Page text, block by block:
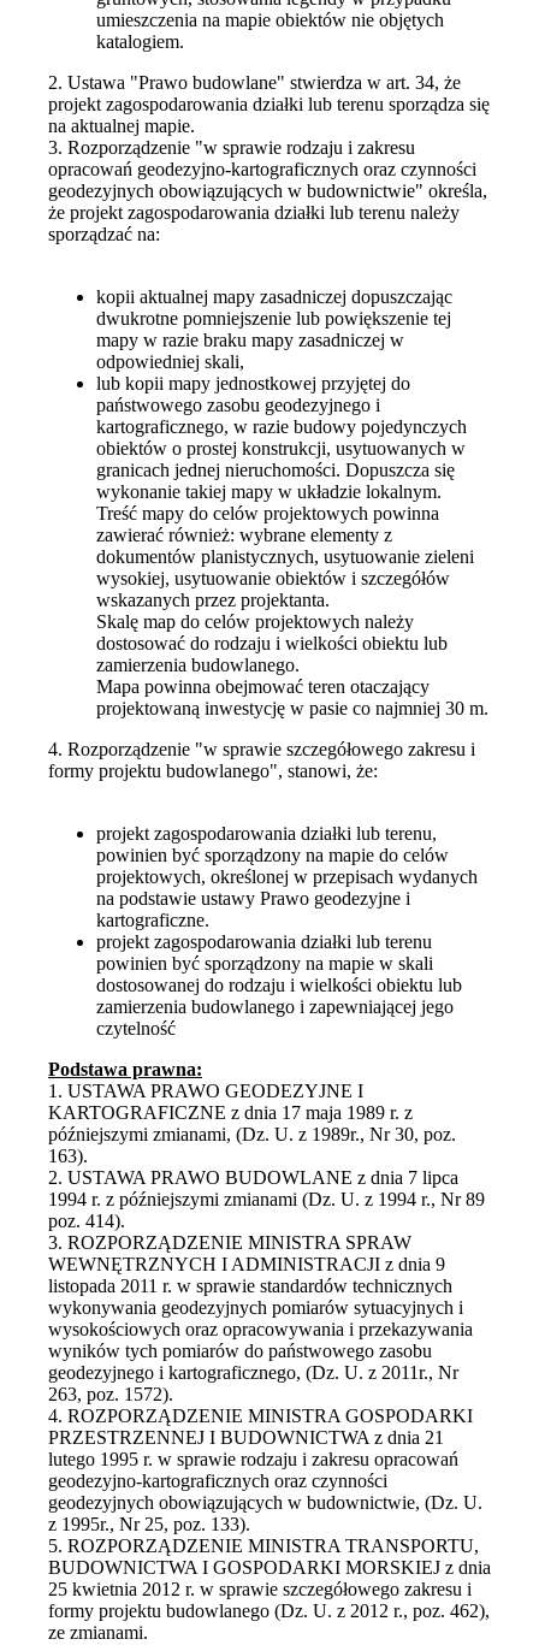
umieszczenia na mapie obiektów nie objętych
katalogiem.
2. Ustawa "Prawo budowlane" stwierdza w art. 34, że
projekt zagospodarowania działki lub terenu sporządza się
na aktualnej mapie.
3. Rozporządzenie "w sprawie rodzaju i zakresu
opracowań geodezyjno-kartograficznych oraz czynności
geodezyjnych obowiązujących w budownictwie" określa,
że projekt zagospodarowania działki lub terenu należy
sporządzać na:
kopii aktualnej mapy zasadniczej dopuszczając
dwukrotne pomniejszenie lub powiększenie tej
mapy w razie braku mapy zasadniczej w
odpowiedniej skali,
lub kopii mapy jednostkowej przyjętej do
państwowego zasobu geodezyjnego i
kartograficznego, w razie budowy pojedynczych
obiektów o prostej konstrukcji, usytuowanych w
granicach jednej nieruchomości. Dopuszcza się
wykonanie takiej mapy w układzie lokalnym.
Treść mapy do celów projektowych powinna
zawierać również: wybrane elementy z
dokumentów planistycznych, usytuowanie zieleni
wysokiej, usytuowanie obiektów i szczegółów
wskazanych przez projektanta.
Skalę map do celów projektowych należy
dostosować do rodzaju i wielkości obiektu lub
zamierzenia budowlanego.
Mapa powinna obejmować teren otaczający
projektowaną inwestycję w pasie co najmniej 30 m.
4. Rozporządzenie "w sprawie szczegółowego zakresu i
formy projektu budowlanego", stanowi, że:
projekt zagospodarowania działki lub terenu,
powinien być sporządzony na mapie do celów
projektowych, określonej w przepisach wydanych
na podstawie ustawy Prawo geodezyjne i
kartograficzne.
projekt zagospodarowania działki lub terenu
powinien być sporządzony na mapie w skali
dostosowanej do rodzaju i wielkości obiektu lub
zamierzenia budowlanego i zapewniającej jego
czytelność
Podstawa prawna:
1. USTAWA PRAWO GEODEZYJNE I
KARTOGRAFICZNE z dnia 17 maja 1989 r. z
późniejszymi zmianami, (Dz. U. z 1989r., Nr 30, poz.
163).
2. USTAWA PRAWO BUDOWLANE z dnia 7 lipca
1994 r. z późniejszymi zmianami (Dz. U. z 1994 r., Nr 89
poz. 414).
3. ROZPORZĄDZENIE MINISTRA SPRAW
WEWNĘTRZNYCH I ADMINISTRACJI z dnia 9
listopada 2011 r. w sprawie standardów technicznych
wykonywania geodezyjnych pomiarów sytuacyjnych i
wysokościowych oraz opracowywania i przekazywania
wyników tych pomiarów do państwowego zasobu
geodezyjnego i kartograficznego, (Dz. U. z 2011r., Nr
263, poz. 1572).
4. ROZPORZĄDZENIE MINISTRA GOSPODARKI
PRZESTRZENNEJ I BUDOWNICTWA z dnia 21
lutego 1995 r. w sprawie rodzaju i zakresu opracowań
geodezyjno-kartograficznych oraz czynności
geodezyjnych obowiązujących w budownictwie, (Dz. U.
z 1995r., Nr 25, poz. 133).
5. ROZPORZĄDZENIE MINISTRA TRANSPORTU,
BUDOWNICTWA I GOSPODARKI MORSKIEJ z dnia
25 kwietnia 2012 r. w sprawie szczegółowego zakresu i
formy projektu budowlanego (Dz. U. z 2012 r., poz. 462),
ze zmianami.